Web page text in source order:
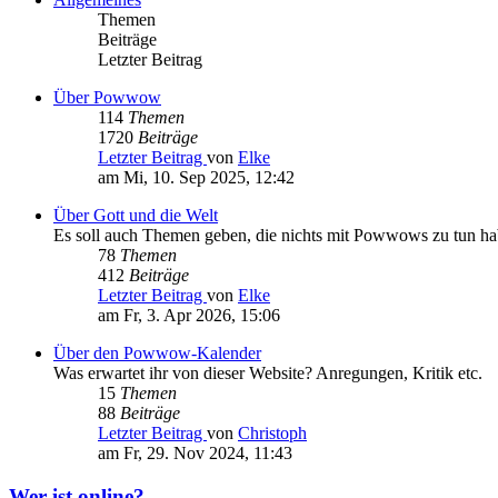
Themen
Beiträge
Letzter Beitrag
Über Powwow
114 Themen
1720 Beiträge
Letzter Beitrag von Elke
am Mi, 10. Sep 2025, 12:42
Über Gott und die Welt
Es soll auch Themen geben, die nichts mit Powwows zu tun
78 Themen
412 Beiträge
Letzter Beitrag von Elke
am Fr, 3. Apr 2026, 15:06
Über den Powwow-Kalender
Was erwartet ihr von dieser Website? Anregungen, Kritik etc.
15 Themen
88 Beiträge
Letzter Beitrag von Christoph
am Fr, 29. Nov 2024, 11:43